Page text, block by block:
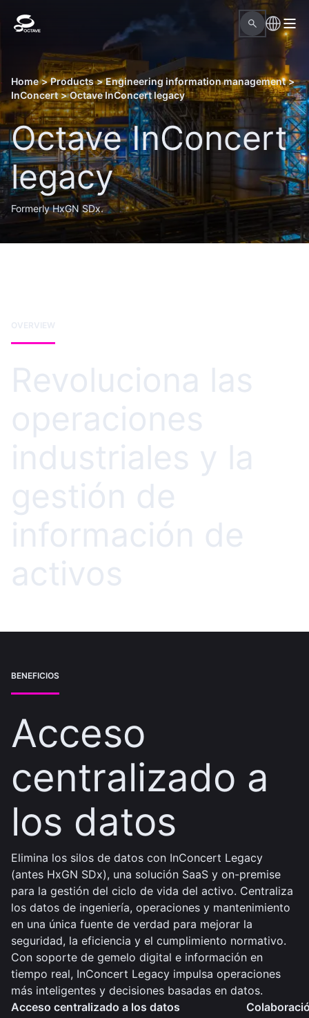
Home > Products > Engineering information management >
InConcert > Octave InConcert legacy
Octave InConcert
legacy
Formerly HxGN SDx.
OVERVIEW
Revoluciona las
operaciones
industriales y la
gestión de
información de
activos
BENEFICIOS
Acceso
centralizado a
los datos
Elimina los silos de datos con InConcert Legacy
(antes HxGN SDx), una solución SaaS y on-premise
para la gestión del ciclo de vida del activo. Centraliza
los datos de ingeniería, operaciones y mantenimiento
en una única fuente de verdad para mejorar la
seguridad, la eficiencia y el cumplimiento normativo.
Con soporte de gemelo digital e información en
tiempo real, InConcert Legacy impulsa operaciones
más inteligentes y decisiones basadas en datos.
Acceso centralizado a los datos